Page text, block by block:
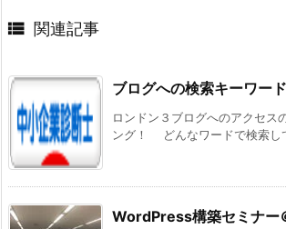
 関連記事
ブログへの検索キーワード
ロンドン３ブログへのアクセス
ング！ どんなワードで検索し
WordPress構築セミナー